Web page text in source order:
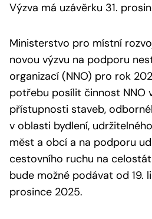
Výzva má uzávěrku 31.
Ministerstvo pro místní
novou výzvu na podporu
organizací (NNO) pro rok
potřebu posílit činnost NNO
přístupnosti staveb,
v oblasti bydlení,
měst a obcí a na podporu
cestovního ruchu na
bude možné podávat od 19.
prosince 2025.